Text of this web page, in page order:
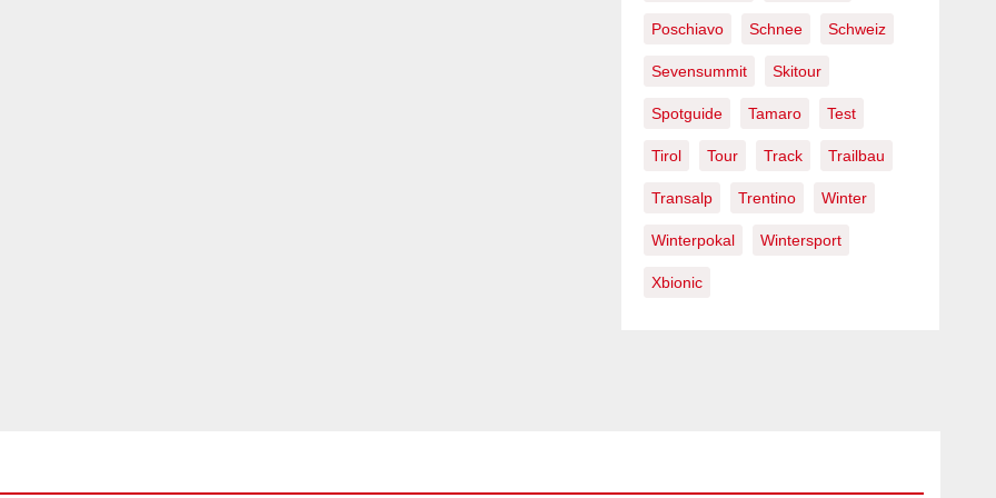
Poschiavo Schnee Schweiz
Sevensummit Skitour
Spotguide Tamaro Test
Tirol Tour Track Trailbau
Transalp Trentino Winter
Winterpokal Wintersport
Xbionic